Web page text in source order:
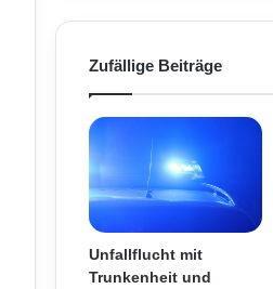
Zufällige Beiträge
Unfallflucht mit
Trunkenheit und